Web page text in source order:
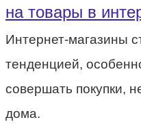
на товары в
Интернет-магазины
тенденцией,
совершать покупки,
дома.